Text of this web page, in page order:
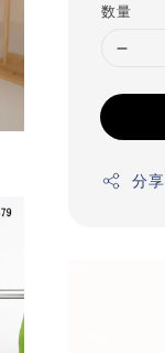
数量
分享